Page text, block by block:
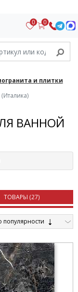
0 0
и плитки
(Италика)
ВАННОЙ
ТОВАРЫ (27)
популярности